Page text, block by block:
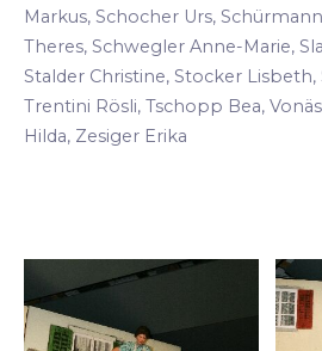
Markus, Schocher Urs,
Theres, Schwegler Anne-Marie,
Stalder Christine, Stocker
Trentini Rösli, Tschopp Bea,
Hilda, Zesiger Erika